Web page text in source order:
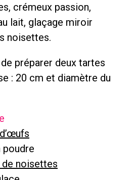
crémeux passion,
lait, glaçage miroir
noisettes.
préparer deux tartes
: 20 cm et diamètre du
poudre
de noisettes